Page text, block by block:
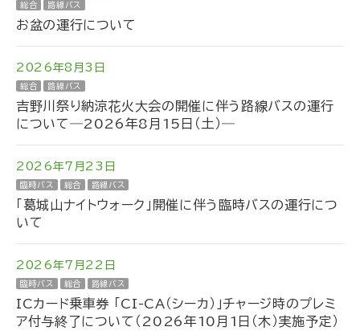
総合 路線バス
お盆の運行について
2026年8月3日
総合 路線バス
吉野川祭り納涼花火大会の開催に伴う路線バスの運行
について―2026年8月15日（土）―
2026年7月23日
臨時バス 総合 路線バス
「葛城山ナイトウォーク」開催に伴う臨時バスの運行につ
いて
2026年7月22日
臨時バス 総合 路線バス
ICカード乗車券 「CI-CA（シーカ）」チャージ時のプレミ
ア付与終了について（2026年10月1日（木）実施予定）